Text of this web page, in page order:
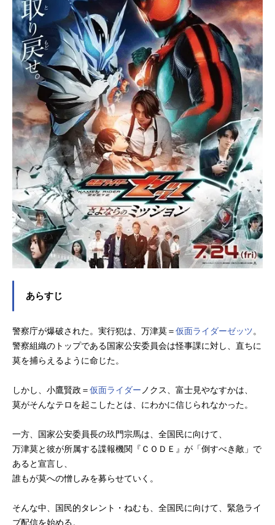
あらすじ
警察庁が爆破された。実行犯は、万津莫＝仮面ライダーゼッツ。
警察組織のトップである国家公安委員会は怪事課に対し、直ちに
莫を捕らえるように命じた。
しかし、小鷹賢政＝仮面ライダー ノクス、富士見やなすかは、
莫がそんなテロを起こしたとは、にわかに信じられなかった。
一方、国家公安委員長の玖門宗馬は、全国民に向けて、
万津莫と彼が所属する諜報機関『ＣＯＤＥ』が「倒すべき敵」で
あると宣言し、
誰もが莫への憎しみを募らせていく。
そんな中、国民的タレント・ねむも、全国民に向けて、緊急ライ
ブ配信を始める。